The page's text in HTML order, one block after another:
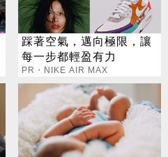
踩著空氣，邁向極限，讓
每一步都輕盈有力
PR・NIKE AIR MAX